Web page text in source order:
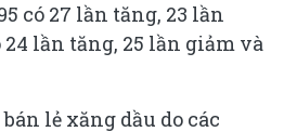
có 27 lần tăng, 23 lần
lần tăng, 25 lần giảm và
lẻ xăng dầu do các